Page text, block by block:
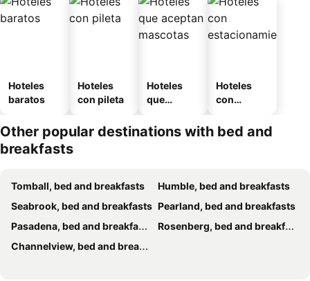
Hoteles
baratos
Hoteles
con pileta
Hoteles
que
mascotas
Hoteles
con
miento
Other popular destinations with bed and
breakfasts
Tomball, bed and breakfasts
Humble, bed and breakfasts
Seabrook, bed and breakfasts Pearland, bed and breakfasts
Pasadena, bed and breakfasts
Rosenberg, bed and breakfasts
Channelview, bed and breakfasts